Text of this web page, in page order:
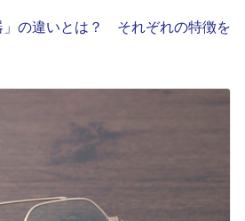
」の違いとは？ それぞれの特徴を